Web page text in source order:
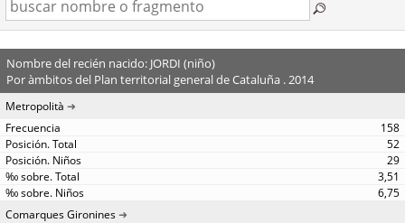
Nombre del recién nacido: JORDI (niño)
Por àmbitos del Plan territorial general de Cataluña . 2014
Metropolità
158
52
29
3,51
6,75
Comarques Gironines